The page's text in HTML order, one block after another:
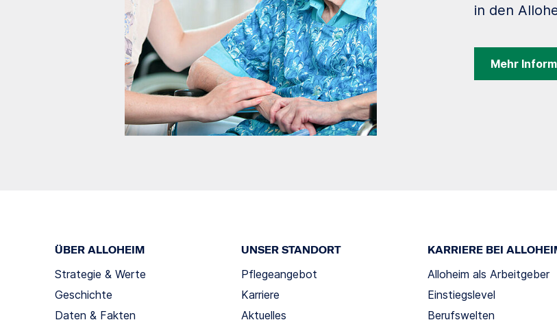
in den
Mehr
ÜBER ALLOHEIM
Strategie & Werte
Geschichte
Daten & Fakten
UNSER STANDORT
Pflegeangebot
Karriere
Aktuelles
KARRIERE BEI
Alloheim als Arbeitgeber
Einstiegslevel
Berufswelten